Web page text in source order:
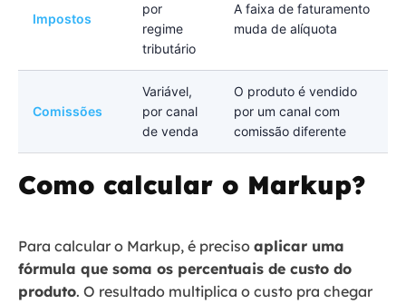
Impostos
por
regime
tributário
A faixa de faturamento
muda de alíquota
Comissões
Variável,
por canal
de venda
O produto é vendido
por um canal com
comissão diferente
Como calcular o Markup?
Para calcular o Markup, é preciso aplicar uma
fórmula que soma os percentuais de custo do
produto. O resultado multiplica o custo pra chegar